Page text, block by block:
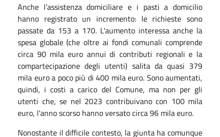
Anche l’assistenza domiciliare e i pasti a domicilio
hanno registrato un incremento: le richieste sono
passate da 153 a 170. L'aumento interessa anche la
spesa globale (che oltre ai fondi comunali comprende
circa 90 mila euro annui di contributi regionali e la
compartecipazione degli utenti) salita da quasi 379
mila euro a poco più di 400 mila euro. Sono aumentati,
quindi, i costi a carico del Comune, ma non per gli
utenti che, se nel 2023 contribuivano con 100 mila
euro, l'anno scorso hanno versato circa 96 mila euro.
Nonostante il difficile contesto, la giunta ha comunque